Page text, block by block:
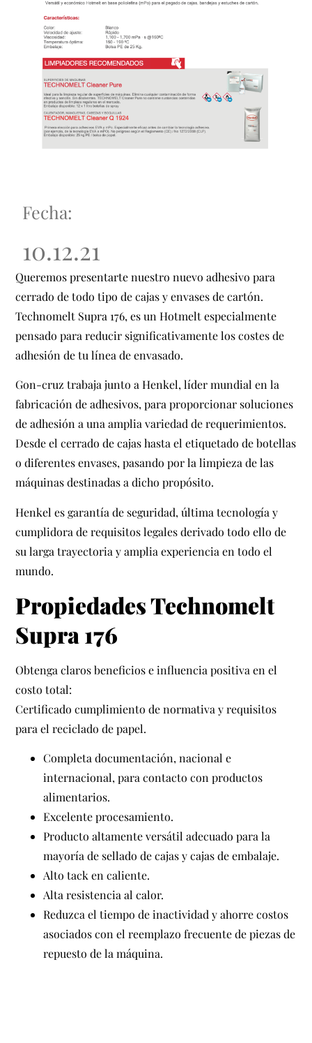
Fecha:
10.12.21
Queremos presentarte nuestro nuevo adhesivo para
cerrado de todo tipo de cajas y envases de cartón.
Technomelt Supra 176, es un Hotmelt especialmente
pensadopara reducir significativamente los costes de
adhesión de tu línea de envasado.
Gon-cruz trabaja junto a Henkel, líder mundial en la
fabricación de adhesivos, para proporcionar soluciones
de adhesión a una amplia variedad de requerimientos.
Desde el cerrado de cajas hasta el etiquetado de botellas
o diferentes envases, pasando por la limpieza de las
máquinas destinadas a dicho propósito.
Henkel es garantía de seguridad, última tecnología y
cumplidora de requisitos legales derivado todo ello de
su larga trayectoria y amplia experiencia en todo el
mundo.
Propiedades Technomelt
Supra 176
Obtenga claros beneficios e influencia positiva en el
costo total:
Certificado cumplimiento de normativa y requisitos
para el reciclado de papel.
Completa documentación, nacional e
internacional, para contacto con productos
alimentarios.
Excelente procesamiento.
Producto altamente versátil adecuado para la
mayoría de sellado de cajas y cajas de embalaje.
Alto tack en caliente.
Alta resistencia al calor.
Reduzca el tiempo de inactividad y ahorre costos
asociados con el reemplazo frecuente de piezas de
repuesto de la máquina.